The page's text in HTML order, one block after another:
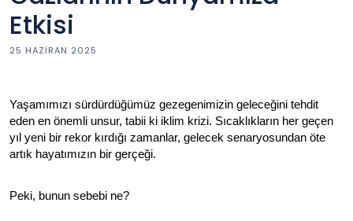
Etkisi
25 HAZIRAN 2025
Yaşamımızı sürdürdüğümüz gezegenimizin geleceğini tehdit
eden en önemli unsur, tabii ki iklim krizi. Sıcaklıkların her geçen
yıl yeni bir rekor kırdığı zamanlar, gelecek senaryosundan öte
artık hayatımızın bir gerçeği.
Peki, bunun sebebi ne?